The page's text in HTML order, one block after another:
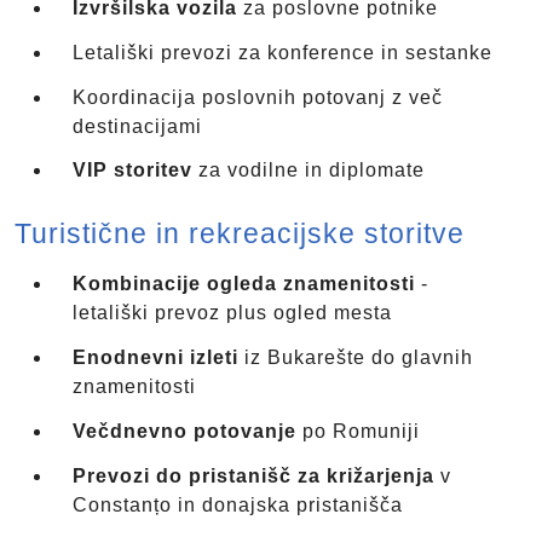
Izvršilska vozila za poslovne potnike
Letališki prevozi za konference in sestanke
Koordinacija poslovnih potovanj z več
destinacijami
VIP storitev za vodilne in diplomate
Turistične in rekreacijske storitve
Kombinacije ogleda znamenitosti -
letališki prevoz plus ogled mesta
Enodnevni izleti iz Bukarešte do glavnih
znamenitosti
Večdnevno potovanje po Romuniji
Prevozi do pristanišč za križarjenja v
Constanțo in donajska pristanišča